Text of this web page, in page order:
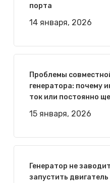
порта
14 января, 2026
Проблемы
генератора: почему
ток или постоянно
15 января, 2026
Генератор не
запустить